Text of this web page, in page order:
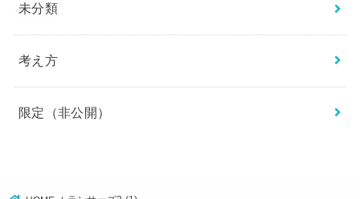
未分類
考え方
限定（非公開）